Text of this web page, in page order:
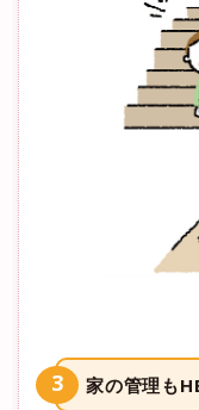
3 家の管理も